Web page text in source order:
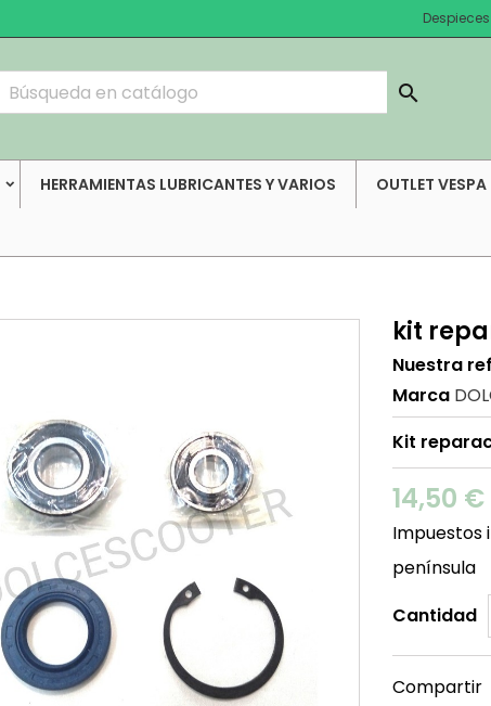
Despieces

HERRAMIENTAS LUBRICANTES Y VARIOS OUTLET VESPA
kit
Nuestra
Marca
Kit
14,50 €
Impuestos
península
Cantidad
Compartir